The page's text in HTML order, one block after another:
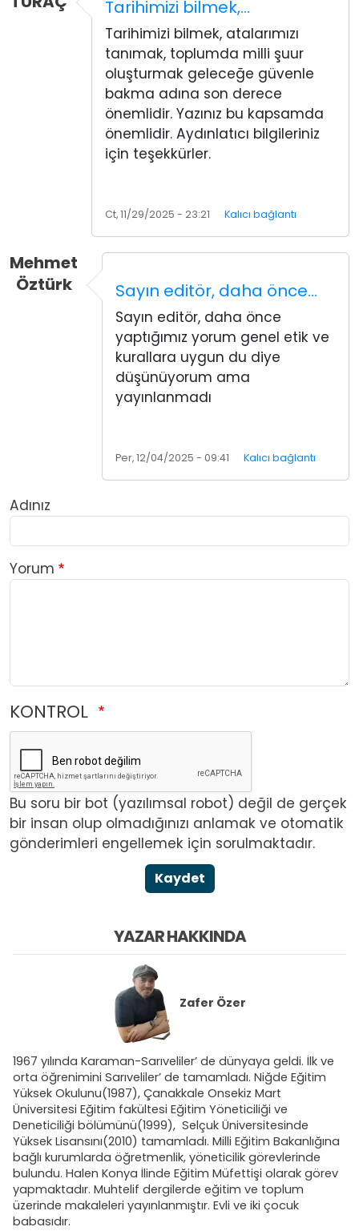
Tarihimizi bilmek,…
Tarihimizi bilmek, atalarımızı
tanımak, toplumda milli şuur
oluşturmak geleceğe güvenle
bakma adına son derece
önemlidir. Yazınız bu kapsamda
önemlidir. Aydınlatıcı bilgileriniz
için teşekkürler.
Ct, 11/29/2025 - 23:21 Kalıcı bağlantı
Mehmet
Öztürk
Sayın editör, daha önce…
Sayın editör, daha önce
yaptığımız yorum genel etik ve
kurallara uygun du diye
düşünüyorum ama
yayınlanmadı
Per, 12/04/2025 - 09:41 Kalıcı bağlantı
Adınız
Yorum
KONTROL
Bu soru bir bot (yazılımsal robot) değil de gerçek
bir insan olup olmadığınızı anlamak ve otomatik
gönderimleri engellemek için sorulmaktadır.
Kaydet
YAZAR HAKKINDA
Zafer Özer
1967 yılında Karaman-Sarıveliler’ de dünyaya geldi. İlk ve
orta öğrenimini Sarıveliler’ de tamamladı. Niğde Eğitim
Yüksek Okulunu(1987), Çanakkale Onsekiz Mart
Üniversitesi Eğitim fakültesi Eğitim Yöneticiliği ve
Deneticiliği bölümünü(1999), Selçuk Üniversitesinde
Yüksek Lisansını(2010) tamamladı. Milli Eğitim Bakanlığına
bağlı kurumlarda öğretmenlik, yöneticilik görevlerinde
bulundu. Halen Konya İlinde Eğitim Müfettişi olarak görev
yapmaktadır. Muhtelif dergilerde eğitim ve toplum
üzerinde makaleleri yayınlanmıştır. Evli ve iki çocuk
babasıdır.